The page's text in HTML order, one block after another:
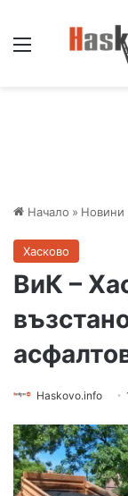
Начало » Новини
Хасково
ВиК –
Haskovo.info